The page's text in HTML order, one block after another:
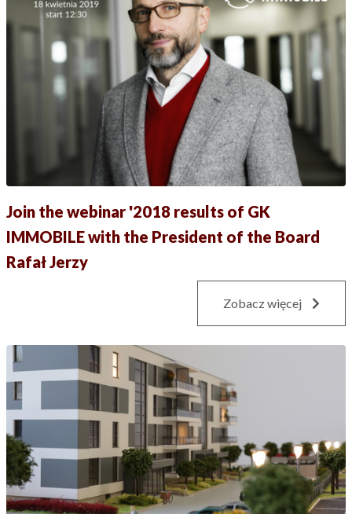
Join the webinar '2018 results of GK
IMMOBILE with the President of the Board
Rafał Jerzy
Zobacz więcej